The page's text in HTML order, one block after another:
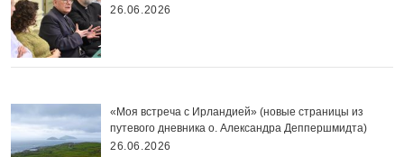
26.06.2026
«Моя встреча с Ирландией» (новые страницы из
путевого дневника о. Александра Деппершмидта)
26.06.2026